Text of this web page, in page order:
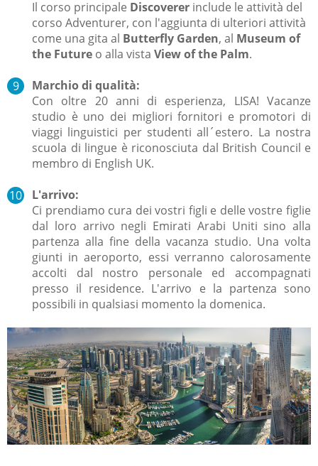
Il corso principale Discoverer include le attività del
corso Adventurer, con l'aggiunta di ulteriori attività
come una gita al Butterfly Garden, al Museum of
the Future o alla vista View of the Palm.
Marchio di qualità:
Con oltre 20 anni di esperienza, LISA! Vacanze
studio è uno dei migliori fornitori e promotori di
viaggi linguistici per studenti all´estero. La nostra
scuola di lingue è riconosciuta dal British Council e
membro di English UK.
L'arrivo:
Ci prendiamo cura dei vostri figli e delle vostre figlie
dal loro arrivo negli Emirati Arabi Uniti sino alla
partenza alla fine della vacanza studio. Una volta
giunti in aeroporto, essi verranno calorosamente
accolti dal nostro personale ed accompagnati
presso il residence. L'arrivo e la partenza sono
possibili in qualsiasi momento la domenica.